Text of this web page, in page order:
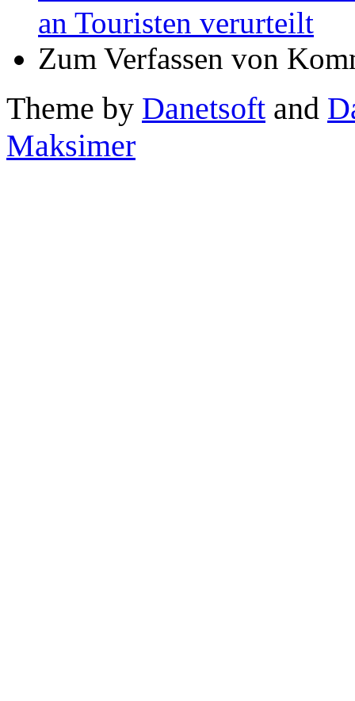
an Touristen verurteilt
Zum Verfassen von
Theme by Danetsoft and
Maksimer